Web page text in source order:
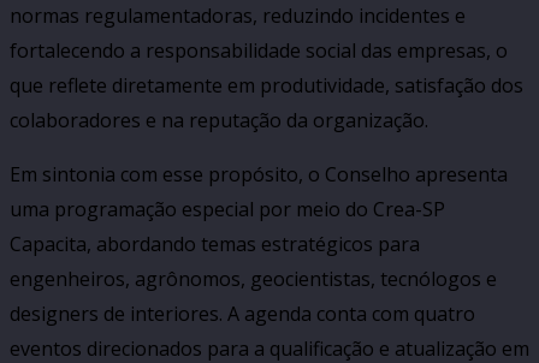
normas regulamentadoras, reduzindo incidentes e
fortalecendo a responsabilidade social das empresas, o
que reflete diretamente em produtividade, satisfação dos
colaboradores e na reputação da organização.
Em sintonia com esse propósito, o Conselho apresenta
uma programação especial por meio do Crea-SP
Capacita, abordando temas estratégicos para
engenheiros, agrônomos, geocientistas, tecnólogos e
designers de interiores. A agenda conta com quatro
eventos direcionados para a qualificação e atualização em